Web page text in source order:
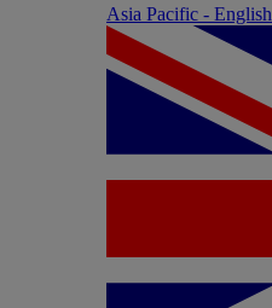
Asia Pacific - English